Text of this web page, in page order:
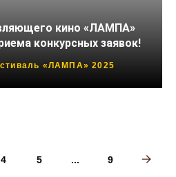
кино «ЛАМПА»
конкурсных заявок!
«ЛАМПА» 2025
4 5 ... 9